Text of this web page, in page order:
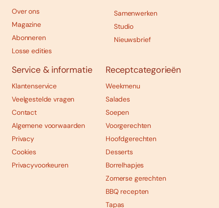
Over ons
Magazine
Abonneren
Losse edities
Samenwerken
Studio
Nieuwsbrief
Service & informatie
Klantenservice
Veelgestelde vragen
Contact
Algemene voorwaarden
Privacy
Cookies
Privacyvoorkeuren
Receptcategorieën
Weekmenu
Salades
Soepen
Voorgerechten
Hoofdgerechten
Desserts
Borrelhapjes
Zomerse gerechten
BBQ recepten
Tapas